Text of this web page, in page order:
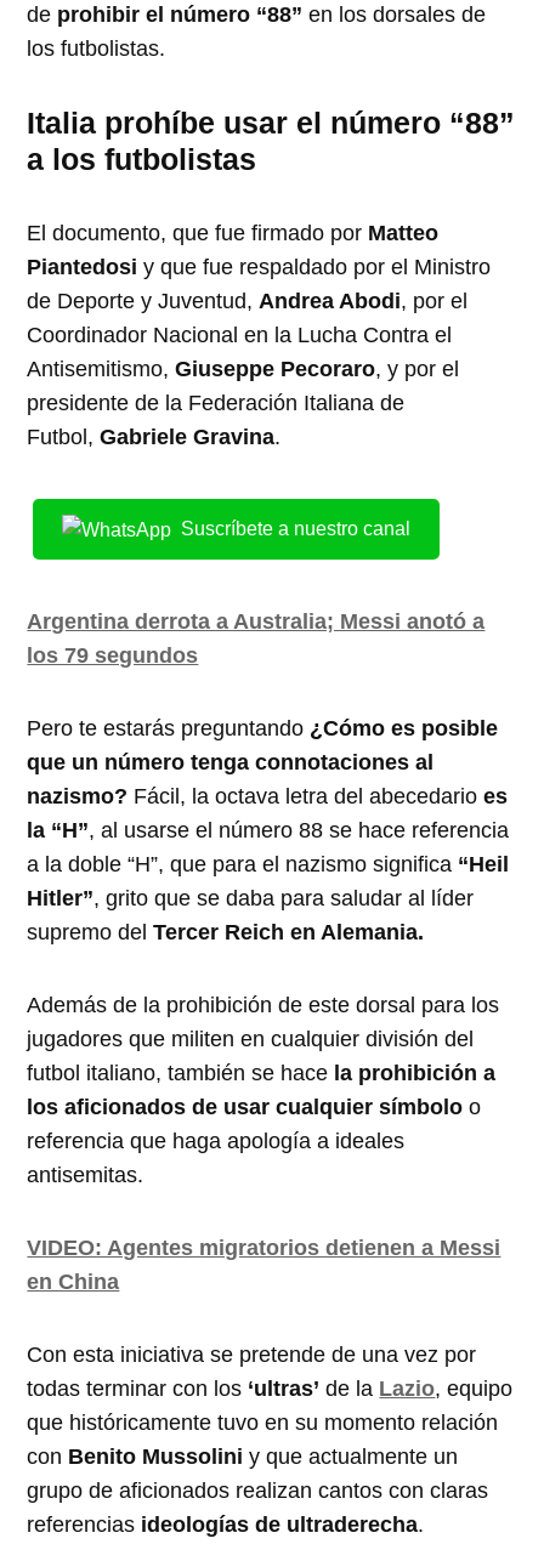
de prohibir el número “88” en los dorsales de
los futbolistas.
Italia prohíbe usar el número “88”
a los futbolistas
El documento, que fue firmado por Matteo
Piantedosi y que fue respaldado por el Ministro
de Deporte y Juventud, Andrea Abodi, por el
Coordinador Nacional en la Lucha Contra el
Antisemitismo,Giuseppe Pecoraro, y por el
presidente de la Federación Italiana de
Futbol,Gabriele Gravina.
Suscríbete a nuestro canal
Argentina derrota a Australia; Messi anotó a
los 79 segundos
Pero te estarás preguntando ¿Cómo es posible
que un número tenga connotaciones al
nazismo? Fácil, la octava letra del abecedarioes
la “H”, al usarse el número 88 se hace referencia
a la doble “H”, que para el nazismo significa “Heil
Hitler”, grito que se daba para saludar al líder
supremo delTercer Reich en Alemania.
Además de la prohibición de este dorsal para los
jugadores que militen en cualquier división del
futbol italiano, también se hace la prohibición a
los aficionados de usar cualquier símbolo o
referencia que haga apología a ideales
antisemitas.
VIDEO: Agentes migratorios detienen a Messi
en China
Con esta iniciativa se pretende de una vez por
todas terminar con los ‘ultras’ de la Lazio, equipo
que históricamente tuvo en su momento relación
con Benito Mussolini y que actualmente un
grupo de aficionados realizan cantos con claras
referencias ideologías de ultraderecha.